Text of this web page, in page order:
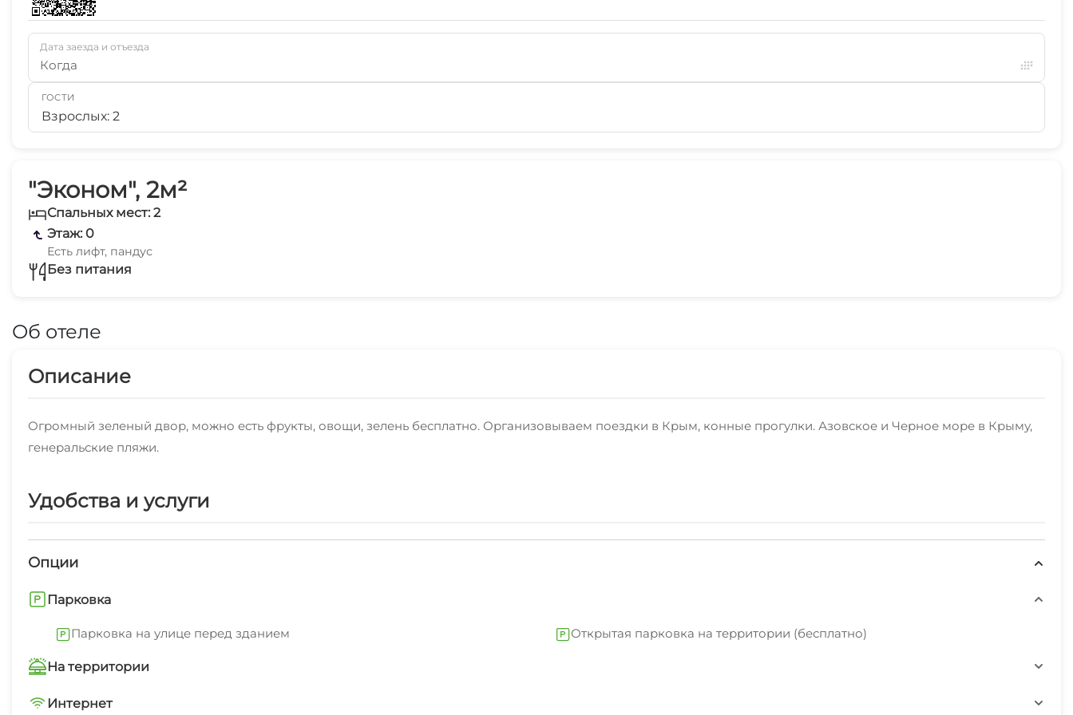
"Эконом", 2м²
Спальных мест: 2
Этаж: 0
Есть лифт, пандус
Без питания
Об отеле
Описание
Огромный зеленый двор, можно есть фрукты, овощи, зелень бесплатно. Организовываем поездки в Крым, конные прогулки. Азовское и Черное море в Крыму,
генеральские пляжи.
Удобства и услуги
Опции
Парковка
Парковка на улице перед зданием Открытая парковка на территории (бесплатно)
На территории
Трансфер платно
Интернет
Дата заезда и отъезда
Когда
ГОСТИ
Взрослых: 2